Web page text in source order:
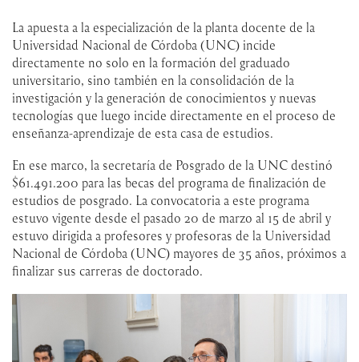
La apuesta a la especialización de la planta docente de la
Universidad Nacional de Córdoba (UNC) incide
directamente no solo en la formación del graduado
universitario, sino también en la consolidación de la
investigación y la generación de conocimientos y nuevas
tecnologías que luego incide directamente en el proceso de
enseñanza-aprendizaje de esta casa de estudios.
En ese marco, la secretaría de Posgrado de la UNC destinó
$61.491.200 para las becas del programa de finalización de
estudios de posgrado. La convocatoria a este programa
estuvo vigente desde el pasado 20 de marzo al 15 de abril y
estuvo dirigida a profesores y profesoras de la Universidad
Nacional de Córdoba (UNC) mayores de 35 años, próximos a
finalizar sus carreras de doctorado.